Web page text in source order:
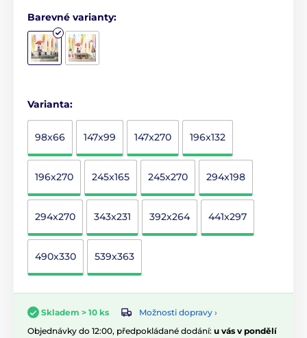
Barevné varianty:
Varianta:
98x66 147x99 147x270 196x132
196x270 245x165 245x270 294x198
294x270 343x231 392x264 441x297
490x330 539x363
Skladem > 10 ks
Možnosti dopravy ›
Objednávky do 12:00, předpokládané dodání: u vás v pondělí